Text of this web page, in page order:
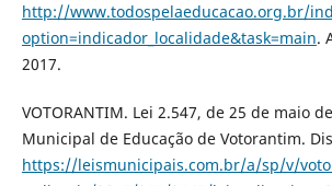
http://www.todospelaeducacao.org.br/
option=indicador_localidade&task=main.
2017.
VOTORANTIM. Lei 2.547, de 25 de maio
Municipal de Educação de Votorantim.
https://leismunicipais.com.br/a/sp/v/